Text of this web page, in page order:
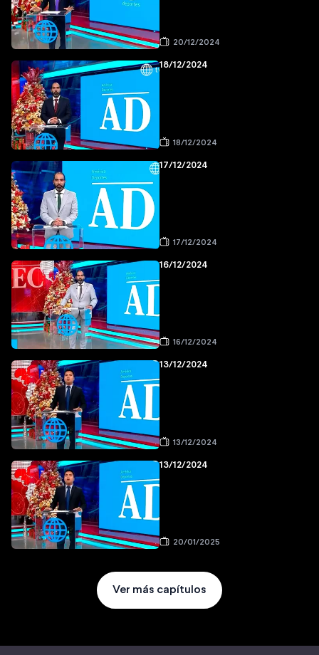
20/12/2024
18/12/2024
18/12/2024
17/12/2024
17/12/2024
16/12/2024
16/12/2024
13/12/2024
13/12/2024
13/12/2024
20/01/2025
Ver más capítulos